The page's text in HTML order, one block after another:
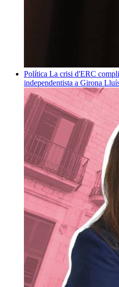
Política La crisi d'ERC
independentista a Girona